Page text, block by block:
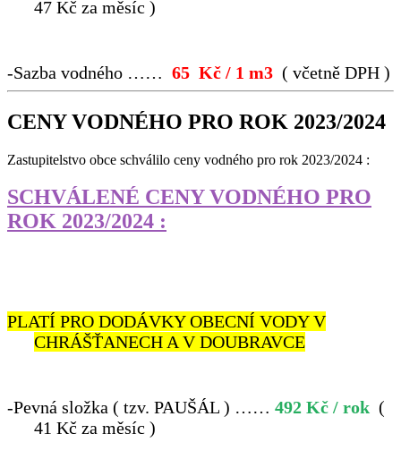
47 Kč za měsíc )
-Sazba vodného …… 65 Kč / 1 m3 ( včetně DPH )
CENY VODNÉHO PRO ROK 2023/2024
Zastupitelstvo obce schválilo ceny vodného pro rok 2023/2024 :
SCHVÁLENÉ CENY VODNÉHO PRO
ROK 2023/2024 :
PLATÍ PRO DODÁVKY OBECNÍ VODY V
CHRÁŠŤANECH A V DOUBRAVCE
-Pevná složka ( tzv. PAUŠÁL ) …… 492 Kč / rok (
41 Kč za měsíc )